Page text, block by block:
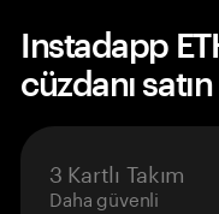
Instadapp
cüzdanı
3 Kartlı Takım
Daha güvenli